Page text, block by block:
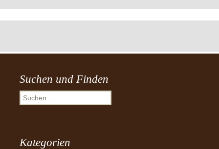
Suchen und Finden
Suchen
nach:
Kategorien